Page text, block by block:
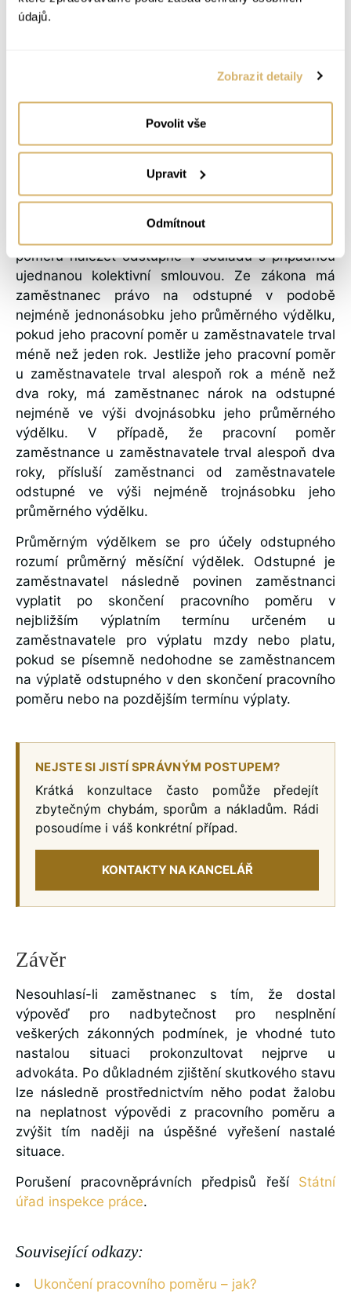
údajů.
Zobrazit detaily
Povolit vše
Upravit
Odmítnout
určitého zaměstnance následkem provedení
organizačních změnách (jeho realizace u
příčinou nadbytečnosti zaměstnance.
Odstupné a výpověď pro
nadbytečnost
poměru náležet odstupné v souladu s případnou
ujednanou kolektivní smlouvou. Ze zákona má
zaměstnanec právo na odstupné v podobě
nejméně jednonásobku jeho průměrného výdělku,
pokud jeho pracovní poměr u zaměstnavatele trval
méně než jeden rok. Jestliže jeho pracovní poměr
u zaměstnavatele trval alespoň rok a méně než
dva roky, má zaměstnanec nárok na odstupné
nejméně ve výši dvojnásobku jeho průměrného
výdělku. V případě, že pracovní poměr
zaměstnance u zaměstnavatele trval alespoň dva
roky, přísluší zaměstnanci od zaměstnavatele
odstupné ve výši nejméně trojnásobku jeho
průměrného výdělku.
Průměrným výdělkem se pro účely odstupného
rozumí průměrný měsíční výdělek. Odstupné je
zaměstnavatel následně povinen zaměstnanci
vyplatit po skončení pracovního poměru v
nejbližším výplatním termínu určeném u
zaměstnavatele pro výplatu mzdy nebo platu,
pokud se písemně nedohodne se zaměstnancem
na výplatě odstupného v den skončení pracovního
poměru nebo na pozdějším termínu výplaty.
NEJSTE SI JISTÍ SPRÁVNÝM POSTUPEM?
Krátká konzultace často pomůže předejít
zbytečným chybám, sporům a nákladům. Rádi
posoudíme i váš konkrétní případ.
KONTAKTY NA KANCELÁŘ
Závěr
Nesouhlasí-li zaměstnanec s tím, že dostal
výpověď pro nadbytečnost pro nesplnění
veškerých zákonných podmínek, je vhodné tuto
nastalou situaci prokonzultovat nejprve u
advokáta. Po důkladném zjištění skutkového stavu
lze následně prostřednictvím něho podat žalobu
na neplatnost výpovědi z pracovního poměru a
zvýšit tím naději na úspěšné vyřešení nastalé
situace.
Porušení pracovněprávních předpisů řeší Státní
úřad inspekce práce.
Související odkazy:
Ukončení pracovního poměru – jak?